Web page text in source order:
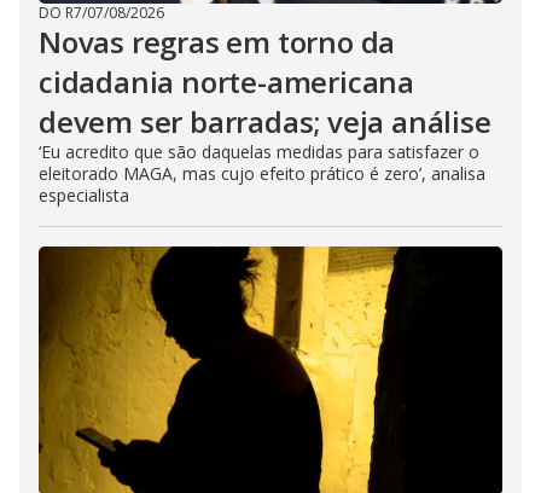
DO R7/07/08/2026
Novas regras em torno da
cidadania norte-americana
devem ser barradas; veja análise
‘Eu acredito que são daquelas medidas para satisfazer o
eleitorado MAGA, mas cujo efeito prático é zero’, analisa
especialista